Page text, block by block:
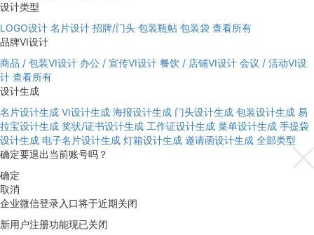
设计类型
LOGO设计 名片设计 招牌/门头 包装瓶帖 包装袋 查看所有
品牌VI设计
商品 / 包装VI设计 办公 / 宣传VI设计 餐饮 / 店铺VI设计 会议 / 活动VI设
计 查看所有
设计生成
名片设计生成 VI设计生成 海报设计生成 门头设计生成 包装设计生成 易
拉宝设计生成 奖状/证书设计生成 工作证设计生成 菜单设计生成 手提袋
设计生成 电子名片设计生成 灯箱设计生成 邀请函设计生成 全部类型
确定要退出当前账号吗？
确定
取消
企业微信登录入口将于近期关闭
新用户注册功能现已关闭